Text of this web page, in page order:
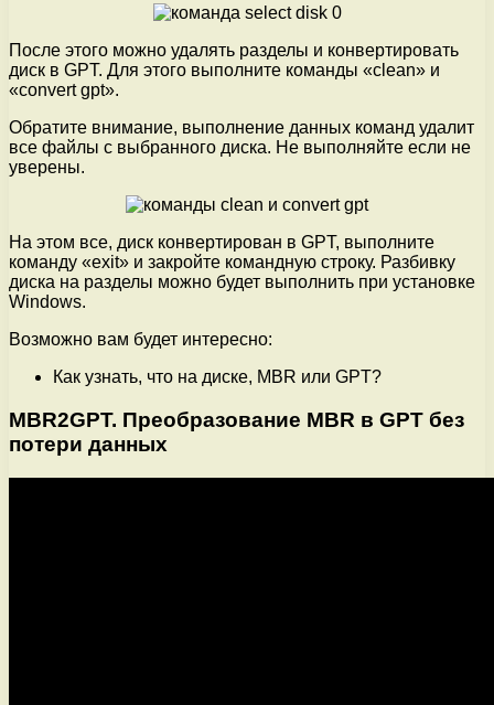
После этого можно удалять разделы и конвертировать
диск в GPT. Для этого выполните команды «clean» и
«convert gpt».
Обратите внимание, выполнение данных команд удалит
все файлы с выбранного диска. Не выполняйте если не
уверены.
На этом все, диск конвертирован в GPT, выполните
команду «exit» и закройте командную строку. Разбивку
диска на разделы можно будет выполнить при установке
Windows.
Возможно вам будет интересно:
Как узнать, что на диске, MBR или GPT?
MBR2GPT. Преобразование MBR в GPT без
потери данных